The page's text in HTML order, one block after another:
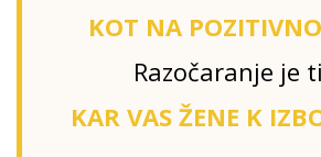
KOT NA
Razočaranje je
KAR VAS ŽENE K